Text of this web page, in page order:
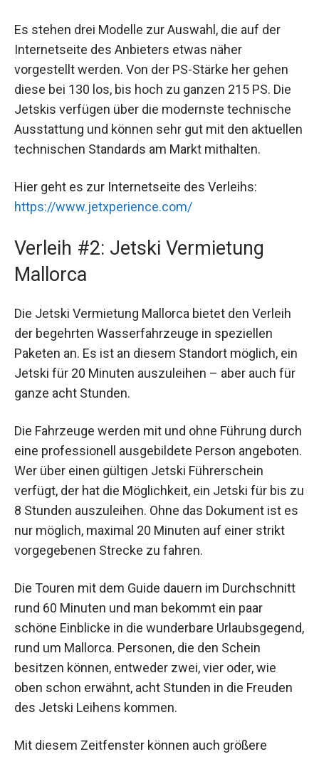
Es stehen drei Modelle zur Auswahl, die auf der
Internetseite des Anbieters etwas näher
vorgestellt werden. Von der PS-Stärke her gehen
diese bei 130 los, bis hoch zu ganzen 215 PS. Die
Jetskis verfügen über die modernste technische
Ausstattung und können sehr gut mit den aktuellen
technischen Standards am Markt mithalten.
Hier geht es zur Internetseite des Verleihs:
https://www.jetxperience.com/
Verleih #2: Jetski Vermietung
Mallorca
Die Jetski Vermietung Mallorca bietet den Verleih
der begehrten Wasserfahrzeuge in speziellen
Paketen an. Es ist an diesem Standort möglich, ein
Jetski für 20 Minuten auszuleihen – aber auch für
ganze acht Stunden.
Die Fahrzeuge werden mit und ohne Führung durch
eine professionell ausgebildete Person angeboten.
Wer über einen gültigen Jetski Führerschein
verfügt, der hat die Möglichkeit, ein Jetski für bis zu
8 Stunden auszuleihen. Ohne das Dokument ist es
nur möglich, maximal 20 Minuten auf einer strikt
vorgegebenen Strecke zu fahren.
Die Touren mit dem Guide dauern im Durchschnitt
rund 60 Minuten und man bekommt ein paar
schöne Einblicke in die wunderbare Urlaubsgegend,
rund um Mallorca. Personen, die den Schein
besitzen können, entweder zwei, vier oder, wie
oben schon erwähnt, acht Stunden in die Freuden
des Jetski Leihens kommen.
Mit diesem Zeitfenster können auch größere